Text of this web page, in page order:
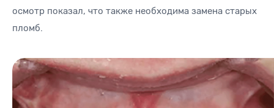
осмотр показал, что также необходима замена старых
пломб.